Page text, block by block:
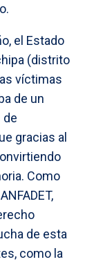
el Estado
(distrito
víctimas
de un
de
gracias al
Como
de esta
como la